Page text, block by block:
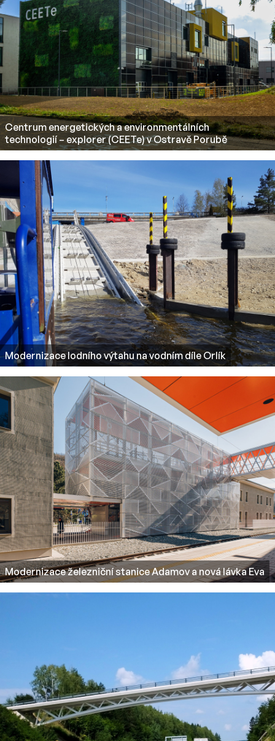
Centrum energetických a environmentálních
technologií – explorer (CEETe) v Ostravě Porubě
Modernizace lodního výtahu na vodním díle Orlík
Modernizace železniční stanice Adamov a nová lávka Eva